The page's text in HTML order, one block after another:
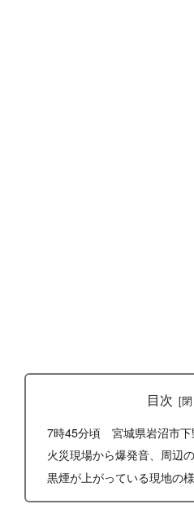
目次
7時45分頃 宮城県岩沼市下
火災現場から爆発音、周辺
黒煙が上がっている現地の